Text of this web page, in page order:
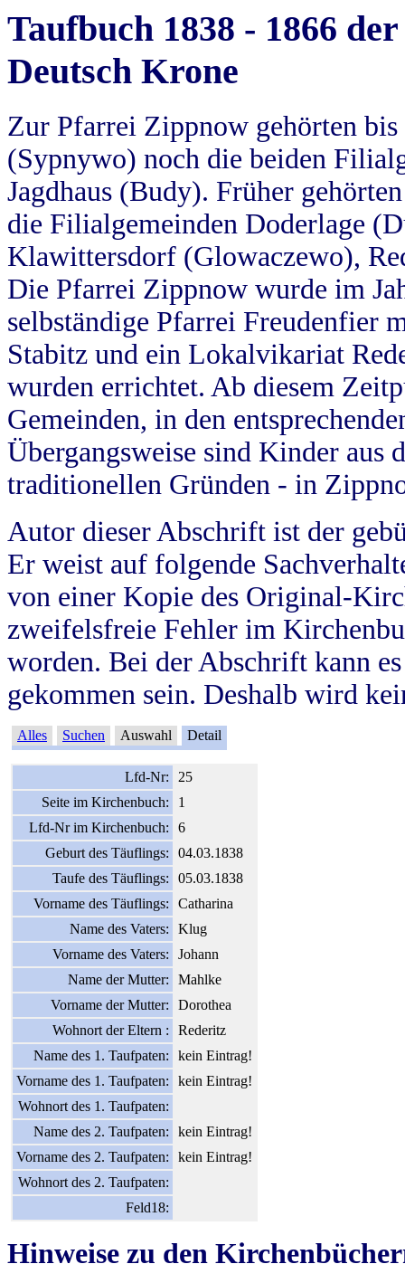
Taufbuch 1838 - 1866
Deutsch Krone
Zur Pfarrei Zippnow gehörten
(Sypnywo) noch die beiden
Jagdhaus (Budy). Früher
die Filialgemeinden Doderlage
Klawittersdorf (Glowaczewo),
Die Pfarrei Zippnow wurde im
selbständige Pfarrei Freudenfier
Stabitz und ein Lokalvikariat
wurden errichtet. Ab diesem
Gemeinden, in den
Übergangsweise sind Kinder aus
traditionellen Gründen - in
Autor dieser Abschrift ist der
Er weist auf folgende
von einer Kopie des Original-
zweifelsfreie Fehler im
worden. Bei der Abschrift kann
gekommen sein. Deshalb wird
Alles Suchen Auswahl Detail
Lfd-Nr:
25
Seite im Kirchenbuch:
1
Lfd-Nr im Kirchenbuch:
6
Geburt des Täuflings:
04.03.1838
Taufe des Täuflings:
05.03.1838
Vorname des Täuflings:
Catharina
Name des Vaters:
Klug
Vorname des Vaters:
Johann
Name der Mutter:
Mahlke
Vorname der Mutter:
Dorothea
Wohnort der Eltern :
Rederitz
Name des 1. Taufpaten:
kein Eintrag!
Vorname des 1. Taufpaten:
kein Eintrag!
Wohnort des 1. Taufpaten:
Name des 2. Taufpaten:
kein Eintrag!
Vorname des 2. Taufpaten:
kein Eintrag!
Wohnort des 2. Taufpaten:
Feld18:
Hinweise zu den